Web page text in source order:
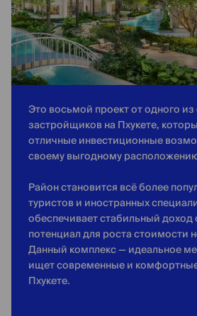
Это восьмой проект от одного
застройщиков на Пхукете,
отличные инвестиционные
своему выгодному
Район становится всё более
туристов и иностранных
обеспечивает стабильный доход
потенциал для роста стоимости
Данный комплекс — идеальное
ищет современные и
Пхукете.